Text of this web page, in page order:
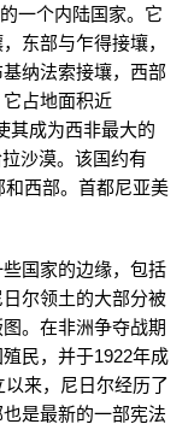
一个内陆国家。它
东部与乍得接壤，
纳法索接壤，西部
占地面积近
其成为西非最大的
沙漠。该国约有
和西部。首都尼亚美
国家的边缘，包括
尔领土的大部分被
。在非洲争夺战期
民，并于1922年成
来，尼日尔经历了
是最新的一部宪法